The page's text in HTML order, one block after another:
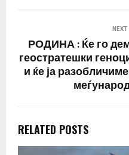
РОДИНА : Ќе го
геостратешки
и ќе ја
RELATED POSTS